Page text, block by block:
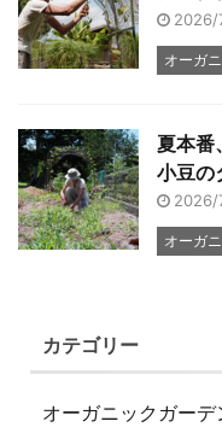
2026/
オーガ
夏本番
小豆の
2026/
オーガ
カテゴリー
オーガニックガー